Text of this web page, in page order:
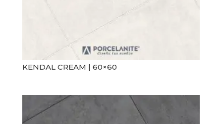
KENDAL CREAM | 60×60